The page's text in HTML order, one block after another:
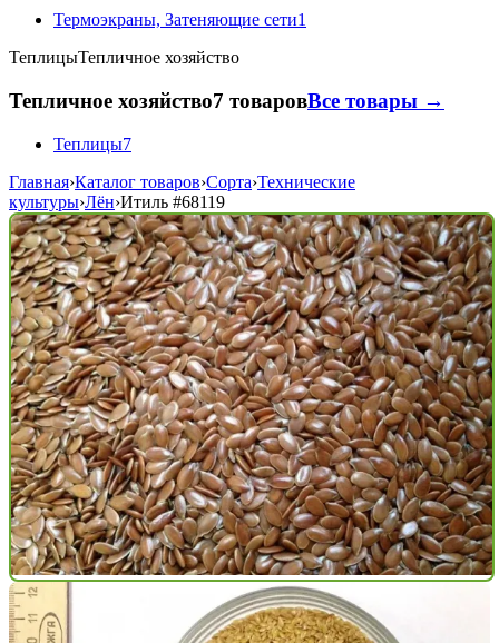
Термоэкраны, Затеняющие сети1
ТеплицыТепличное хозяйство
Тепличное хозяйство7 товаровВсе товары →
Теплицы7
Главная›Каталог товаров›Сорта›Технические
культуры›Лён›Итиль #68119